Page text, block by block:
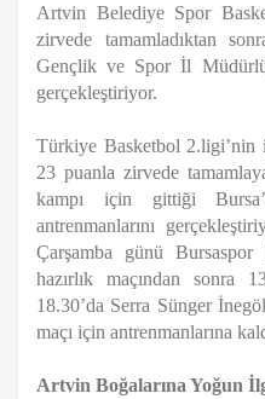
Artvin Belediye Spor
zirvede tamamladıktan
Gençlik ve Spor İl
gerçekleştiriyor.
Türkiye Basketbol 2.ligi’nin
23 puanla zirvede
kampı için gittiği
antrenmanlarını
Çarşamba günü
hazırlık maçından sonra
18.30’da Serra Sünger
maçı için antrenmanlarına
Artvin Boğalarına Yoğun